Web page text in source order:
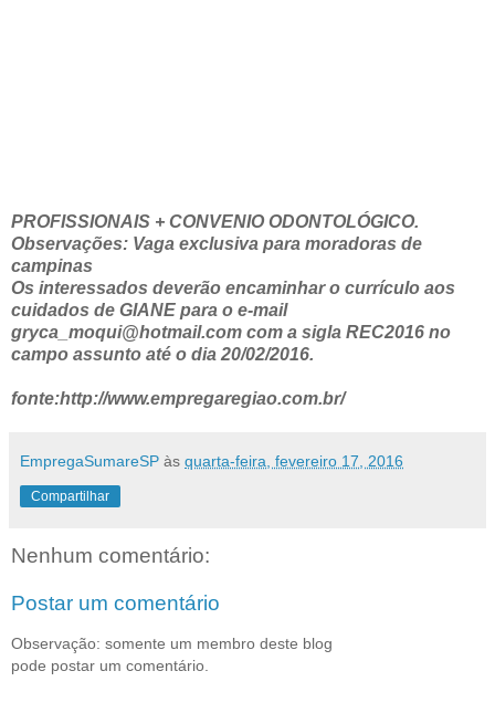
PROFISSIONAIS + CONVENIO ODONTOLÓGICO.
Observações: Vaga exclusiva para moradoras de
campinas
Os interessados deverão encaminhar o currículo aos
cuidados de GIANE para o e-mail
gryca_moqui@hotmail.com com a sigla REC2016 no
campo assunto até o dia 20/02/2016.
fonte:http://www.empregaregiao.com.br/
EmpregaSumareSP às quarta-feira, fevereiro 17, 2016
Compartilhar
Nenhum comentário:
Postar um comentário
Observação: somente um membro deste blog
pode postar um comentário.